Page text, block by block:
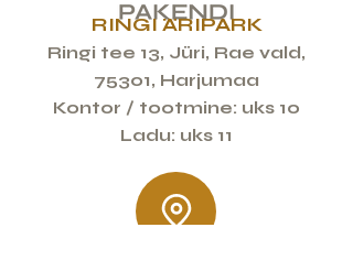
RINGI ÄRIPARK
Ringi tee 13, Jüri, Rae vald,
75301, Harjumaa
Kontor / tootmine: uks 10
Ladu: uks 11